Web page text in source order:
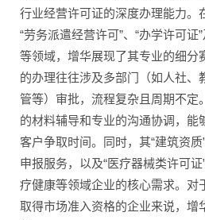
行业经营许可证的深度办理能力。
“劳务派遣经营许可”、“办学许可证
等领域，增华展现了其专业的细分
的办理往往涉及多部门（如人社、
管等）审批，流程复杂且周期不定
的材料辅导和专业的沟通协调，能
客户争取时间。同时，其“建筑资质
申报服务，以及“医疗器械类许可
疗健康等领域企业的核心需求。对
取得市场准入资格的企业来说，增